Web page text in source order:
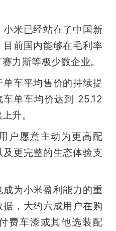
米已经站在了中国新
前国内能够在毛利率
力斯等极少数企业。
车平均售价的持续提
单车均价达到 25.12
升。
户愿意主动为更高配
更完整的生态体验支
为小米盈利能力的重
，大约六成用户在购
费车漆或其他选装配